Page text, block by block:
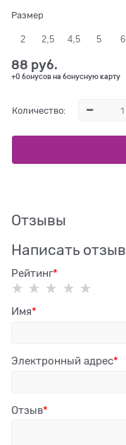
Размер
2 2,5 4,5 5 6
88 руб.
+0 бонусов на бонусную карту
Количество:
Отзывы
Написать отзыв
Рейтинг
Имя
Электронный адрес
Отзыв